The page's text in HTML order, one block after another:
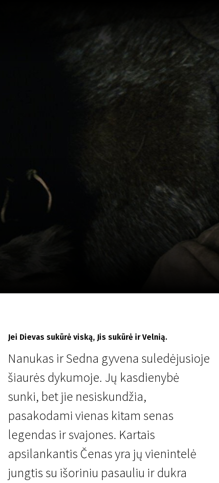
Jei Dievas sukūrė viską, Jis sukūrė ir Velnią.
Nanukas ir Sedna gyvena suledėjusioje
šiaurės dykumoje. Jų kasdienybė
sunki, bet jie nesiskundžia,
pasakodami vienas kitam senas
legendas ir svajones. Kartais
apsilankantis Čenas yra jų vienintelė
jungtis su išoriniu pasauliu ir dukra